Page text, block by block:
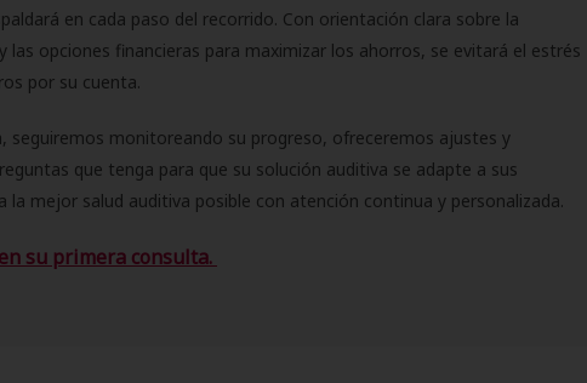
en cada paso del recorrido. Con orientación clara sobre la
las opciones financieras para maximizar los ahorros, se evitará el estrés
por su cuenta.
seguiremos monitoreando su progreso, ofreceremos ajustes y
que tenga para que su solución auditiva se adapte a sus
la mejor salud auditiva posible con atención continua y personalizada.
su primera consulta.